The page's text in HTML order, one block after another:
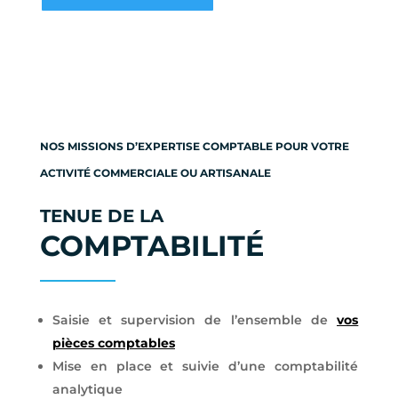
NOS MISSIONS D’EXPERTISE COMPTABLE POUR VOTRE
ACTIVITÉ COMMERCIALE OU ARTISANALE
TENUE DE LA
COMPTABILITÉ
Saisie et supervision de l’ensemble devos
pièces comptables
Mise en place et suivie d’une comptabilité
analytique